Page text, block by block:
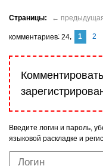
комментариев 24 1 2
Введите логин и пароль,
языковой раскладке и